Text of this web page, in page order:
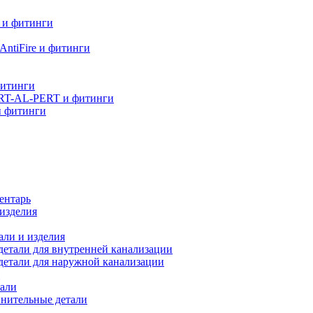
фитинги
и фитинги
AL-PERT и фитинги
фитинги
и изделия
для внутренней канализации
для наружной канализации
детали